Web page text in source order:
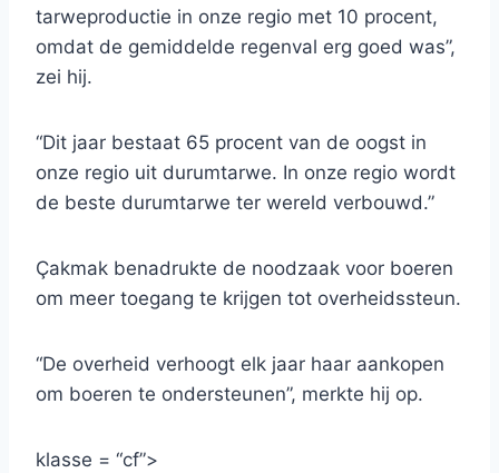
tarweproductie in onze regio met 10 procent,
omdat de gemiddelde regenval erg goed was”,
zei hij.
“Dit jaar bestaat 65 procent van de oogst in
onze regio uit durumtarwe. In onze regio wordt
de beste durumtarwe ter wereld verbouwd.”
Çakmak benadrukte de noodzaak voor boeren
om meer toegang te krijgen tot overheidssteun.
“De overheid verhoogt elk jaar haar aankopen
om boeren te ondersteunen”, merkte hij op.
klasse = “cf”>